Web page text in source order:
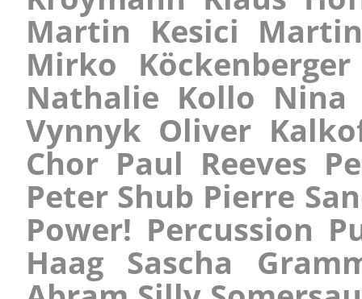
Martin Kesici
Mirko
Nathalie Kollo Nina
Vynnyk Oliver
Chor Paul Reeves
Peter Shub Pierre
Power! Percussion
Haag Sascha